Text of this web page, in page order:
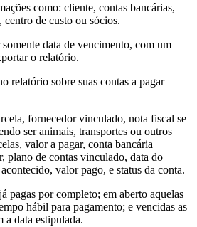
como: cliente, contas bancárias,
centro de custo ou sócios.
data de vencimento, com um
o relatório.
relatório sobre suas contas a pagar
fornecedor vinculado, nota fiscal se
ser animais, transportes ou outros
valor a pagar, conta bancária
plano de contas vinculado, data do
valor pago, e status da conta.
pagas por completo; em aberto aquelas
hábil para pagamento; e vencidas as
a data estipulada.